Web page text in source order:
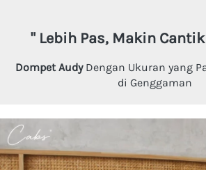
" Lebih Pas, Makin
Dompet Audy Dengan Ukuran yang
di Genggaman